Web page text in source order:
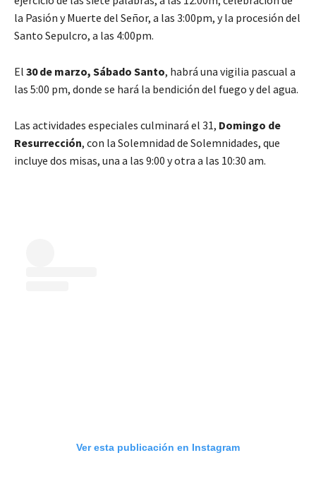
la Pasión y Muerte del Señor, a las 3:00pm, y la procesión del
Santo Sepulcro, a las 4:00pm.
El 30 de marzo, Sábado Santo, habrá una vigilia pascual a
las 5:00 pm, donde se hará la bendición del fuego y del agua.
Las actividades especiales culminará el 31, Domingo de
Resurrección, con la Solemnidad de Solemnidades, que
incluye dos misas, una a las 9:00 y otra a las 10:30 am.
Ver esta publicación en Instagram